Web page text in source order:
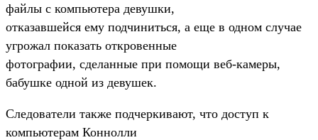
файлы с компьютера девушки,
отказавшейся ему подчиниться, а еще в одном случае
угрожал показать откровенные
фотографии, сделанные при помощи веб-камеры,
бабушке одной из девушек.
Следователи также подчеркивают, что доступ к
компьютерам Коннолли